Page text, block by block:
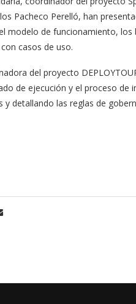
Pacheco Perelló, han
modelo de funcionamiento, los
casos de uso.
del proyecto
de ejecución y el proceso de
detallando las reglas de